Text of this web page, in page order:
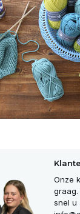
Onze
snel u